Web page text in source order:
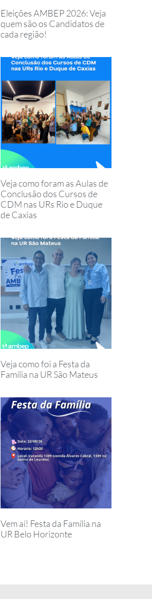
Eleições AMBEP 2026: Veja
quem são os Candidatos de
cada região!
Veja como foram as Aulas de
Conclusão dos Cursos de
CDM nas URs Rio e Duque
de Caxias
Veja como foi a Festa da
Família na UR São Mateus
Vem aí! Festa da Família na
UR Belo Horizonte